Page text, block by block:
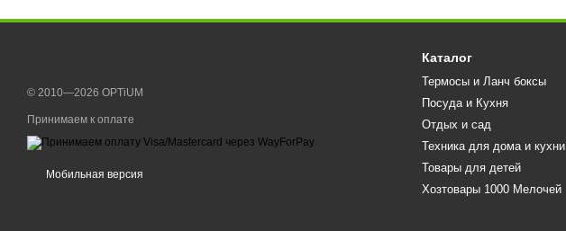
© 2010—2026 OPTiUM
Принимаем к оплате
Мобильная версия
Каталог
Термосы и Ланч боксы
Посуда и Кухня
Отдых и сад
Техника для дома и кухни
Товары для детей
Хозтовары 1000 Мелочей